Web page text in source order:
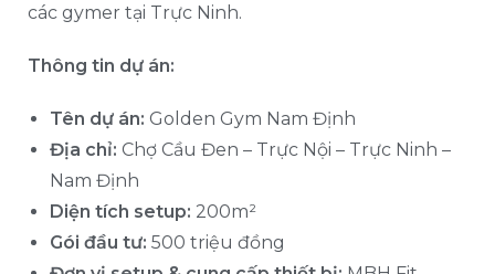
các gymer tại Trực Ninh.
Thông tin dự án:
Tên dự án: Golden Gym Nam Định
Địa chỉ: Chợ Cầu Đen – Trực Nội – Trực Ninh –
Nam Định
Diện tích setup: 200m²
Gói đầu tư: 500 triệu đồng